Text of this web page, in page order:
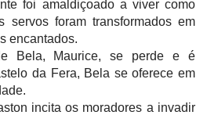
foi amaldiçoado a viver como
servos foram transformados em
encantados.
Bela, Maurice, se perde e é
da Fera, Bela se oferece em
incita os moradores a invadir